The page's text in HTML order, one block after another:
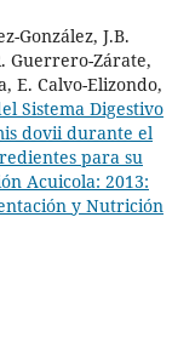
González, J.B.
Guerrero-Zárate,
E. Calvo-Elizondo,
Sistema Digestivo
dovii durante el
para su
Acuicola: 2013:
y Nutrición